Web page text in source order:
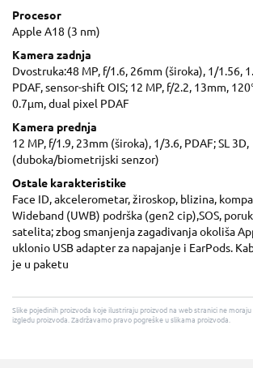
Procesor
Apple A18 (3 nm)
Kamera zadnja
Dvostruka:48 MP, f/1.6, 26mm (široka), 1/1.56,
PDAF, sensor-shift OIS; 12 MP, f/2.2, 13mm,
0.7µm, dual pixel PDAF
Kamera prednja
12 MP, f/1.9, 23mm (široka), 1/3.6, PDAF; SL 3D,
(duboka/biometrijski senzor)
Ostale karakteristike
Face ID, akcelerometar, žiroskop, blizina,
Wideband (UWB) podrška (gen2 cip),SOS,
satelita; zbog smanjenja zagadivanja okoliša
uklonio USB adapter za napajanje i EarPods.
je u paketu
Slike pojedinih proizvoda koje ilustriraju proizvod na web stranici ne
izgledu proizvoda. Zadržavamo pravo pogreške u slikama proizvoda.